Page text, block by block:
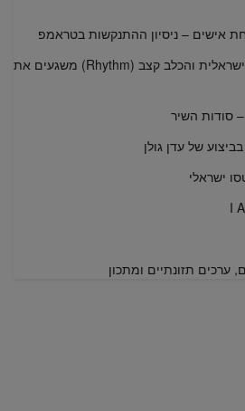
אישים – ניסיון ההתנקשות בטראמפ
אמריקה גוט טאלנט – רוני הישראלית והכלב קצב (Rhythm) משגעים את
סודות השיר
של עדן גולן
ערכים תזונתיים ומתכון